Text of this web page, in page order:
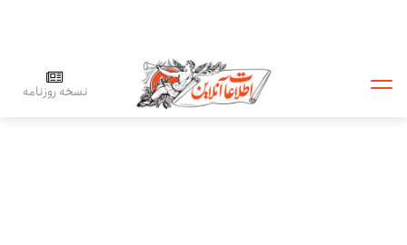
نسخه روزنامه